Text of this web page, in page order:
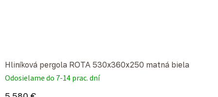
Hliníková pergola ROTA 530x360x250 matná biela
Odosielame do 7-14 prac. dní